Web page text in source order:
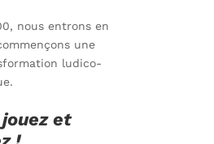
nous entrons en
une
ludico-
jouez et